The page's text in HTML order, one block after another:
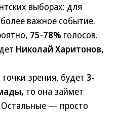
выборах: для
важное событие.
75-78% голосов.
Николай Харитонов,
зрения, будет 3-
то она займет
Остальные — просто